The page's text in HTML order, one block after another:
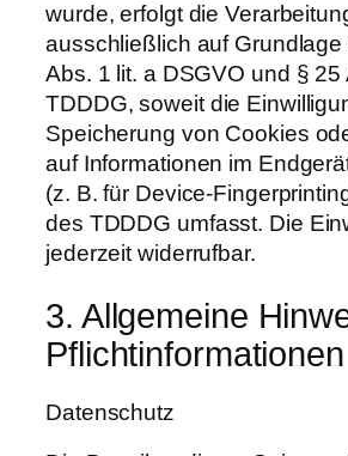
wurde, erfolgt die
ausschließlich auf Grundlage
Abs. 1 lit. a DSGVO und § 25
TDDDG, soweit die
Speicherung von Cookies
auf Informationen im
(z. B. für Device-
des TDDDG umfasst. Die
jederzeit widerrufbar.
3. Allgemeine
Pflicht­informationen
Datenschutz